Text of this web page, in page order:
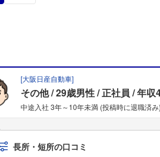
[大阪日産自動車]
その他 29歳男性 正社員 年収
中途入社 3年～10年未満 (投稿時に退職済み)
長所・短所の口コミ